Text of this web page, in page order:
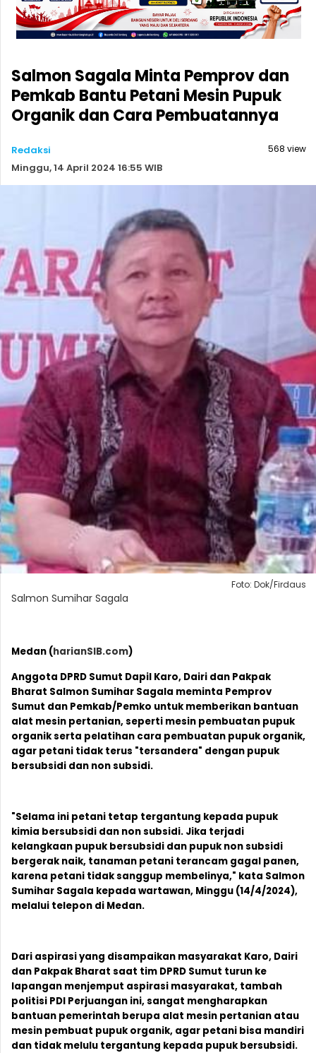
Salmon Sagala Minta Pemprov dan
Pemkab Bantu Petani Mesin Pupuk
Organik dan Cara Pembuatannya
Redaksi
Minggu, 14 April 2024 16:55 WIB
568 view
Foto: Dok/Firdaus
Salmon Sumihar Sagala
Medan (harianSIB.com)
Anggota DPRD Sumut Dapil Karo, Dairi dan Pakpak
Bharat Salmon Sumihar Sagala meminta Pemprov
Sumut dan Pemkab/Pemko untuk memberikan bantuan
alat mesin pertanian, seperti mesin pembuatan pupuk
organik serta pelatihan cara pembuatan pupuk organik,
agar petani tidak terus "tersandera" dengan pupuk
bersubsidi dan non subsidi.
"Selama ini petani tetap tergantung kepada pupuk
kimia bersubsidi dan non subsidi. Jika terjadi
kelangkaan pupuk bersubsidi dan pupuk non subsidi
bergerak naik, tanaman petani terancam gagal panen,
karena petani tidak sanggup membelinya," kata Salmon
Sumihar Sagala kepada wartawan, Minggu (14/4/2024),
melalui telepon di Medan.
Dari aspirasi yang disampaikan masyarakat Karo, Dairi
dan Pakpak Bharat saat tim DPRD Sumut turun ke
lapangan menjemput aspirasi masyarakat, tambah
politisi PDI Perjuangan ini, sangat mengharapkan
bantuan pemerintah berupa alat mesin pertanian atau
mesin pembuat pupuk organik, agar petani bisa mandiri
dan tidak melulu tergantung kepada pupuk bersubsidi.